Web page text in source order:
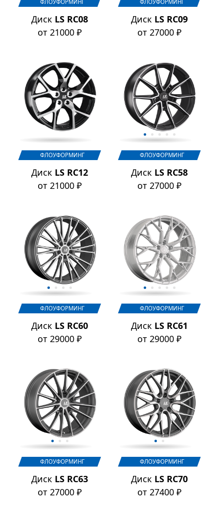
ФЛОУФОРМИНГ
Диск LS RC08
от 21000 ₽
ФЛОУФОРМИНГ
Диск LS RC09
от 27000 ₽
ФЛОУФОРМИНГ
Диск LS RC12
от 21000 ₽
ФЛОУФОРМИНГ
Диск LS RC58
от 27000 ₽
ФЛОУФОРМИНГ
Диск LS RC60
от 29000 ₽
ФЛОУФОРМИНГ
Диск LS RC61
от 29000 ₽
ФЛОУФОРМИНГ
Диск LS RC63
от 27000 ₽
ФЛОУФОРМИНГ
Диск LS RC70
от 27400 ₽